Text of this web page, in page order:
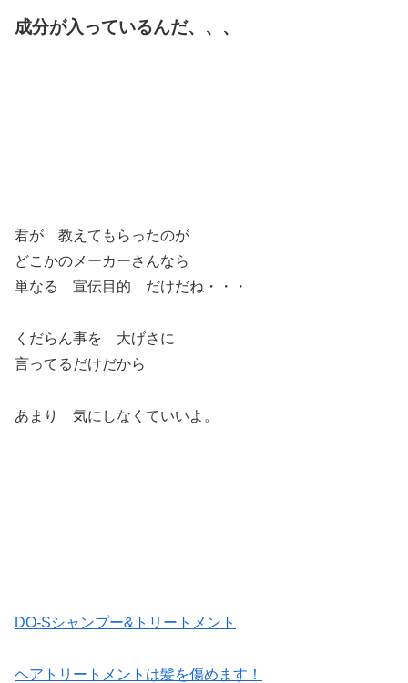
成分が入っているんだ、、、
君が 教えてもらったのが
どこかのメーカーさんなら
単なる 宣伝目的 だけだね・・・
くだらん事を 大げさに
言ってるだけだから
あまり 気にしなくていいよ。
DO-Sシャンプー&トリートメント
ヘアトリートメントは髪を傷めます！